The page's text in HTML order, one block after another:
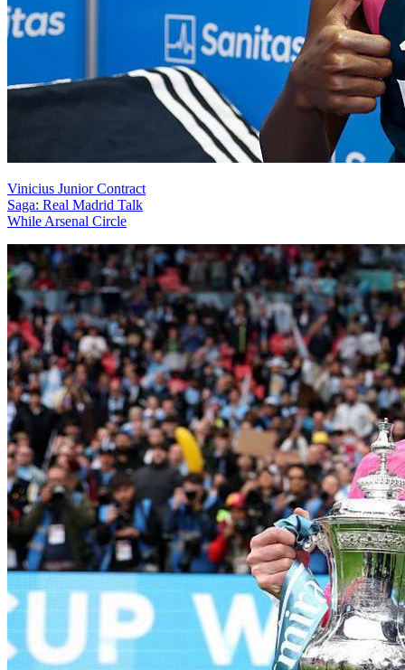
Vinicius Junior Contract
Saga: Real Madrid Talk
While Arsenal Circle